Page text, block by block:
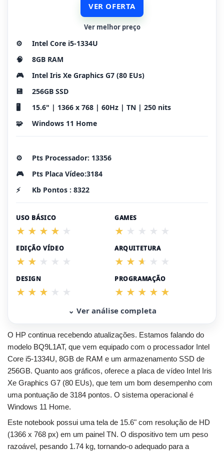
VER OFERTA
Ver melhor preço
⚙️
Intel Core i5-1334U
🧠
8GB RAM
🎮
Intel Iris Xe Graphics G7 (80 EUs)
💾
256GB SSD
🖥️
15.6" | 1366 x 768 | 60Hz | TN | 250 nits
🧩
Windows 11 Home
⚙️
Pts Processador: 13356
🎮
Pts Placa Vídeo:3184
⚡
Kb Pontos : 8322
USO BÁSICO GAMES
EDIÇÃO VÍDEO ARQUITETURA
DESIGN PROGRAMAÇÃO
⌄ Ver análise completa
O HP continua recebendo atualizações. Estamos falando do
modelo BQ9L1AT, que vem equipado com o processador Intel
Core i5-1334U, 8GB de RAM e um armazenamento SSD de
256GB. Quanto aos gráficos, oferece a placa de vídeo Intel Iris
Xe Graphics G7 (80 EUs), que tem um bom desempenho com
uma pontuação de 3184 pontos. O sistema operacional é
Windows 11 Home.
Este notebook possui uma tela de 15.6" com resolução de HD
(1366 x 768 px) em um painel TN. O dispositivo tem um peso
razoável, pesando 1.74 kg, tornando-o adequado para a